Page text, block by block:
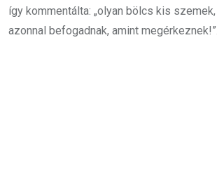
így kommentálta: „olyan bölcs kis
azonnal befogadnak, amint megérkeznek!”.